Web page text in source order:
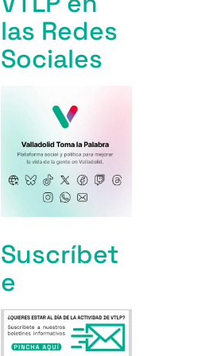
las Redes
Sociales
Suscríbet
e